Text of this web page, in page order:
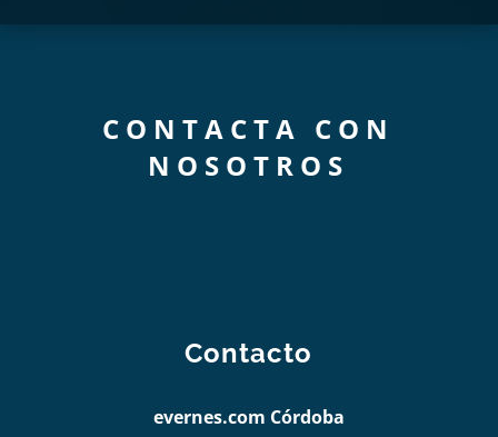
CONTACTA CON
NOSOTROS
Contacto
evernes.com Córdoba